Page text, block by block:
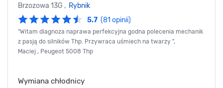
Brzozowa 13G , Rybnik
5.7 (81 opinii)
"Witam diagnoza naprawa perfekcyjna godna polecenia mechanik
z pasją do silników Thp. Przywraca uśmiech na twarzy ",
Maciej , Peugeot 5008 Thp
Wymiana chłodnicy